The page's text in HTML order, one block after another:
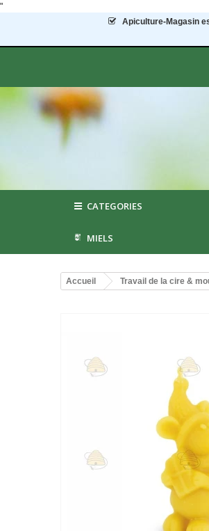
"
Apiculture-Magasin
CATEGORIES
MIELS
Accueil Travail de la cire &